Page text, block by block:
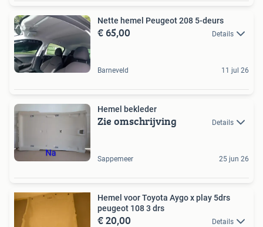
Nette hemel Peugeot 208 5-deurs
€ 65,00 Details
Barneveld 11 jul 26
Hemel bekleder
Zie omschrijving Details
Sappemeer 25 jun 26
Hemel voor Toyota Aygo x play 5drs
peugeot 108 3 drs
€ 20,00 Details